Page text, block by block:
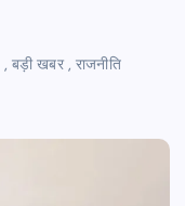
, बड़ी खबर,राजनीति